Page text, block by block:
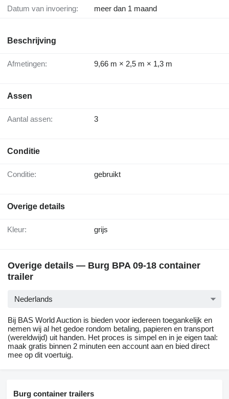
Datum van invoering: meer dan 1 maand
Beschrijving
Afmetingen: 9,66 m × 2,5 m × 1,3 m
Assen
Aantal assen: 3
Conditie
Conditie: gebruikt
Overige details
Kleur: grijs
Overige details — Burg BPA 09-18 container
trailer
Nederlands
Bij BAS World Auction is bieden voor iedereen toegankelijk en
nemen wij al het gedoe rondom betaling, papieren en transport
(wereldwijd) uit handen. Het proces is simpel en in je eigen taal:
maak gratis binnen 2 minuten een account aan en bied direct
mee op dit voertuig.
Burg container trailers